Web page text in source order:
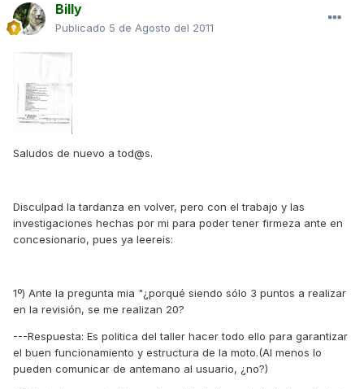
Billy
Publicado 5 de Agosto del 2011
Saludos de nuevo a tod@s.
Disculpad la tardanza en volver, pero con el trabajo y las
investigaciones hechas por mi para poder tener firmeza ante en
concesionario, pues ya leereis:
1º) Ante la pregunta mia "¿porqué siendo sólo 3 puntos a realizar
en la revisión, se me realizan 20?
---Respuesta: Es politica del taller hacer todo ello para garantizar
el buen funcionamiento y estructura de la moto.(Al menos lo
pueden comunicar de antemano al usuario, ¿no?)